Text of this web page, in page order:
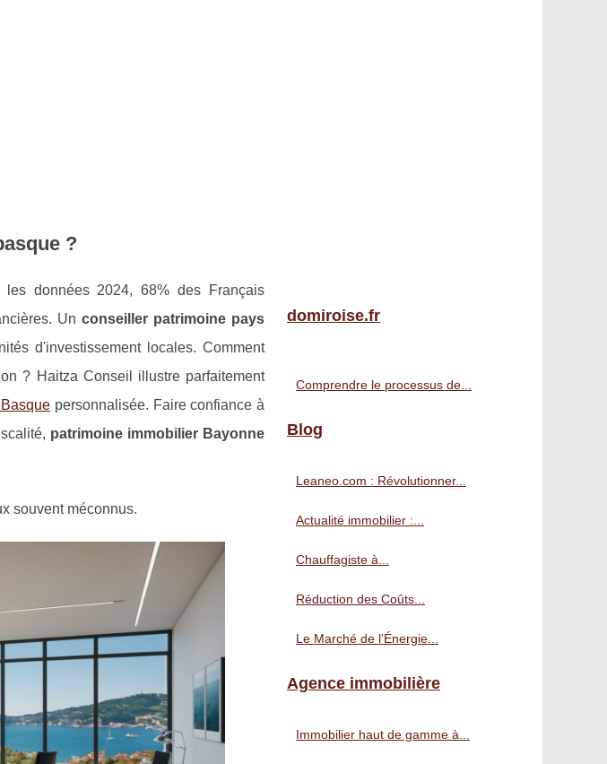
?
données 2024, 68% des Français
Un conseiller patrimoine pays
d'investissement locales. Comment
? Haitza Conseil illustre parfaitement
personnalisée. Faire confiance à
patrimoine immobilier Bayonne
souvent méconnus.
domiroise.fr
Comprendre le processus de...
Blog
Leaneo.com : Révolutionner...
Actualité immobilier :...
Chauffagiste à...
Réduction des Coûts...
Le Marché de l'Énergie...
Agence immobilière
Immobilier haut de gamme à...